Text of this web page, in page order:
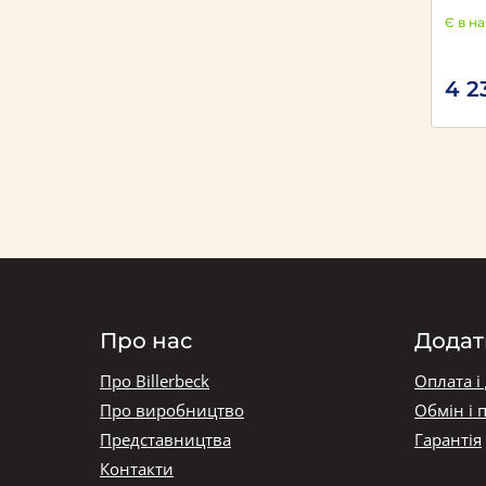
Є в
4
Про нас
Про Billerbeck
Про виробництво
Представництва
Контакти
Оплата і
Обмін і
Гарантія